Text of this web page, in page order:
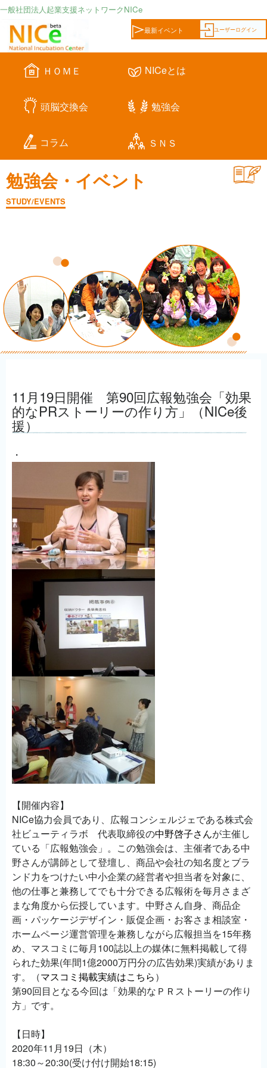
一般社団法人起業支援ネットワークNICe
ユーザーログイン
最新イベント
ＨＯＭＥ NICeとは
頭脳交換会 勉強会
コラム ＳＮＳ
勉強会・イベント
STUDY/EVENTS
11月19日開催 第90回広報勉強会「効果
的なPRストーリーの作り方」（NICe後
援）
・
【開催内容】
NICe協力会員であり、広報コンシェルジェである株式会
社ビューティラボ 代表取締役の中野啓子さんが主催し
ている「広報勉強会」。この勉強会は、主催者である中
野さんが講師として登壇し、商品や会社の知名度とブラ
ンド力をつけたい中小企業の経営者や担当者を対象に、
他の仕事と兼務してでも十分できる広報術を毎月さまざ
まな角度から伝授しています。中野さん自身、商品企
画・パッケージデザイン・販促企画・お客さま相談室・
ホームページ運営管理を兼務しながら広報担当を15年務
め、マスコミに毎月100誌以上の媒体に無料掲載して得
られた効果(年間1億2000万円分の広告効果)実績がありま
す。（マスコミ掲載実績はこちら）
第90回目となる今回は「効果的なＰＲストーリーの作り
方」です。
【日時】
2020年11月19日（木）
18:30～20:30(受け付け開始18:15)